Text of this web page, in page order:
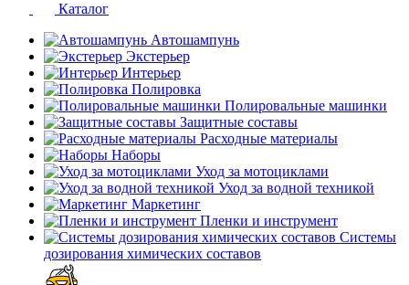
Каталог
Автошампунь
Экстерьер
Интерьер
Полировка
Полировальные машинки
Защитные составы
Расходные материалы
Наборы
Уход за мотоциклами
Уход за водной техникой
Маркетинг
Пленки и инструмент
Системы
дозирования химических составов